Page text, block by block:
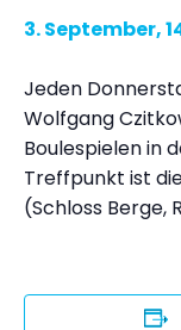
3. September,
Jeden
Wolfgang
Boulespielen in
Treffpunkt ist
(Schloss Berge,